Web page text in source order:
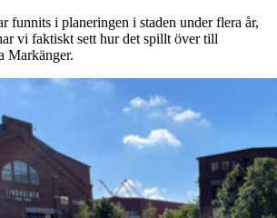
funnits i planeringen i staden under flera år,
vi faktiskt sett hur det spillt över till
Markänger.